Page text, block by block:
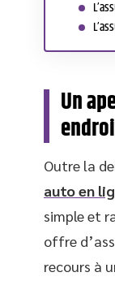
Un
Outre la
auto en
simple et
offre
recours à